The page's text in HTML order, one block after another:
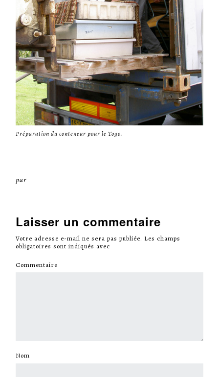
Préparation du conteneur pour le Togo.
par
Laisser un commentaire
Votre adresse e-mail ne sera pas publiée. Les champs
obligatoires sont indiqués avec
Commentaire
Nom